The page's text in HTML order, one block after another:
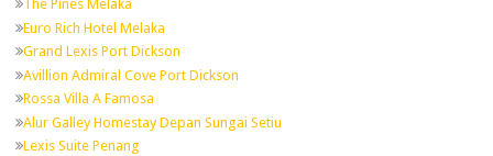
The Pines Melaka
Euro Rich Hotel Melaka
Grand Lexis Port Dickson
Avillion Admiral Cove Port Dickson
Rossa Villa A Famosa
Alur Galley Homestay Depan Sungai Setiu
Lexis Suite Penang